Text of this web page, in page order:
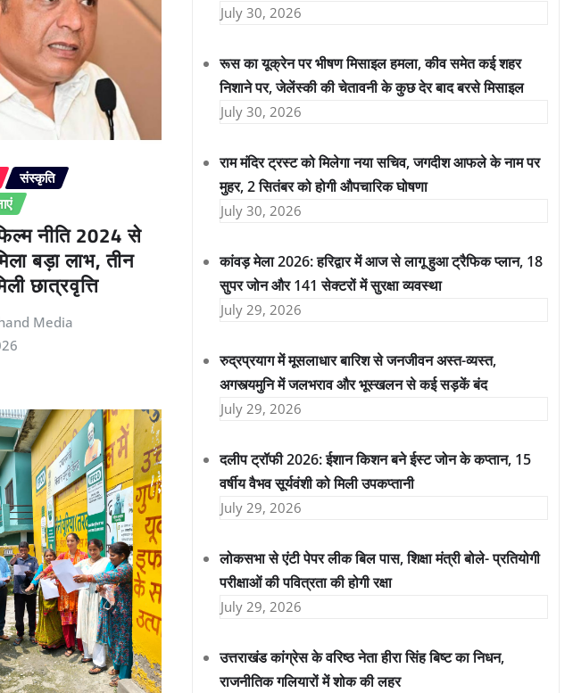
संस्कृति
नीति 2024 से
बड़ा लाभ, तीन
छात्रवृत्ति
Media
July 30, 2026
रूस का यूक्रेन पर भीषण मिसाइल हमला, कीव समेत कई शहर
निशाने पर, जेलेंस्की की चेतावनी के कुछ देर बाद बरसे मिसाइल
July 30, 2026
राम मंदिर ट्रस्ट को मिलेगा नया सचिव, जगदीश आफले के नाम पर
मुहर, 2 सितंबर को होगी औपचारिक घोषणा
July 30, 2026
कांवड़ मेला 2026: हरिद्वार में आज से लागू हुआ ट्रैफिक प्लान, 18
सुपर जोन और 141 सेक्टरों में सुरक्षा व्यवस्था
July 29, 2026
रुद्रप्रयाग में मूसलाधार बारिश से जनजीवन अस्त-व्यस्त,
अगस्त्यमुनि में जलभराव और भूस्खलन से कई सड़कें बंद
July 29, 2026
दलीप ट्रॉफी 2026: ईशान किशन बने ईस्ट जोन के कप्तान, 15
वर्षीय वैभव सूर्यवंशी को मिली उपकप्तानी
July 29, 2026
लोकसभा से एंटी पेपर लीक बिल पास, शिक्षा मंत्री बोले- प्रतियोगी
परीक्षाओं की पवित्रता की होगी रक्षा
July 29, 2026
उत्तराखंड कांग्रेस के वरिष्ठ नेता हीरा सिंह बिष्ट का निधन,
राजनीतिक गलियारों में शोक की लहर